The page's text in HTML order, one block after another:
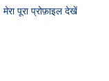
मेरा पूरा प्रोफ़ाइल देखें